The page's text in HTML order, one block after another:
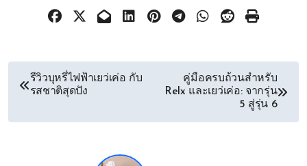
文รีวิวบุหรี่ไฟฟ้าเยว่เค่อ กับ
รสชาติสุดปัง
คู่มือครบถ้วนสำหรับ
Relx และเยว่เค่อ: จากรุ่น
5 สู่รุ่น 6